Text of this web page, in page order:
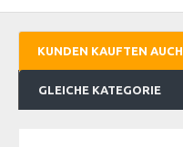
KUNDEN KAUFTEN AUCH
GLEICHE KATEGORIE